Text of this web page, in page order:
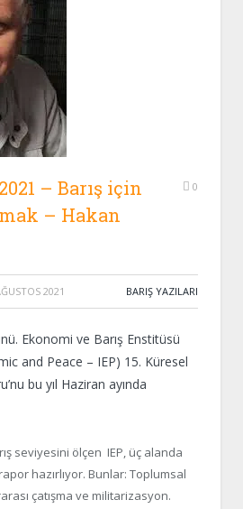
– Barış için
– Hakan
0
2021 BARIŞ YAZILARI
Ekonomi ve Barış Enstitüsü
and Peace – IEP) 15. Küresel
bu yıl Haziran ayında
seviyesini ölçen IEP, üç alanda
hazırlıyor. Bunlar: Toplumsal
çatışma ve militarizasyon.